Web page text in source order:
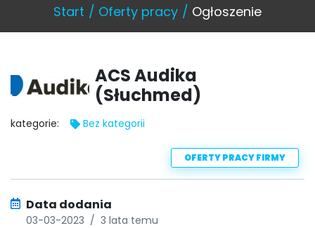
Start Oferty pracy Ogłoszenie
ACS Audika
(Słuchmed)
kategorie: Bez kategorii
OFERTY PRACY FIRMY
Data dodania
03-03-2023 / 3 lata temu